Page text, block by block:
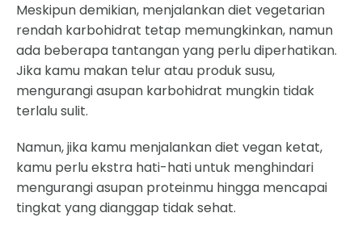
Meskipun demikian, menjalankan diet vegetarian
rendah karbohidrat tetap memungkinkan, namun
ada beberapa tantangan yang perlu diperhatikan.
Jika kamu makan telur atau produk susu,
mengurangi asupan karbohidrat mungkin tidak
terlalu sulit.
Namun, jika kamu menjalankan diet vegan ketat,
kamu perlu ekstra hati-hati untuk menghindari
mengurangi asupan proteinmu hingga mencapai
tingkat yang dianggap tidak sehat.